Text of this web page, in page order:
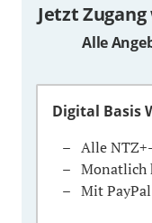
Jetzt
Alle
Digital Basis
Alle
Monatlich
Mit